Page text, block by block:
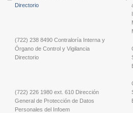
Directorio
(722) 238 8490 Contraloría Interna y
Órgano de Control y Vigilancia
Directorio
(722) 226 1980 ext. 610 Dirección
General de Protección de Datos
Personales del Infoem